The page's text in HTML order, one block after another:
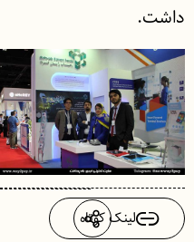
داشت.
لینک کوتاه